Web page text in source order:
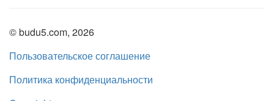
© budu5.com, 2026
Пользовательское соглашение
Политика конфиденциальности